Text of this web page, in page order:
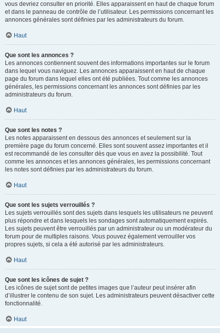
vous devriez consulter en priorité. Elles apparaissent en haut de chaque forum
et dans le panneau de contrôle de l’utilisateur. Les permissions concernant les
annonces générales sont définies par les administrateurs du forum.
Haut
Que sont les annonces ?
Les annonces contiennent souvent des informations importantes sur le forum
dans lequel vous naviguez. Les annonces apparaissent en haut de chaque
page du forum dans lequel elles ont été publiées. Tout comme les annonces
générales, les permissions concernant les annonces sont définies par les
administrateurs du forum.
Haut
Que sont les notes ?
Les notes apparaissent en dessous des annonces et seulement sur la
première page du forum concerné. Elles sont souvent assez importantes et il
est recommandé de les consulter dès que vous en avez la possibilité. Tout
comme les annonces et les annonces générales, les permissions concernant
les notes sont définies par les administrateurs du forum.
Haut
Que sont les sujets verrouillés ?
Les sujets verrouillés sont des sujets dans lesquels les utilisateurs ne peuvent
plus répondre et dans lesquels les sondages sont automatiquement expirés.
Les sujets peuvent être verrouillés par un administrateur ou un modérateur du
forum pour de multiples raisons. Vous pouvez également verrouiller vos
propres sujets, si cela a été autorisé par les administrateurs.
Haut
Que sont les icônes de sujet ?
Les icônes de sujet sont de petites images que l’auteur peut insérer afin
d’illustrer le contenu de son sujet. Les administrateurs peuvent désactiver cette
fonctionnalité.
Haut